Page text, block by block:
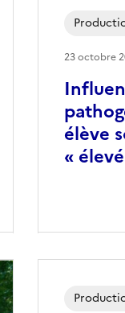
élève
«
23 octobre